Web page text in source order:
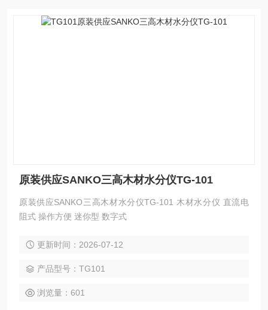
原装供应SANKO三高木材水分仪TG-101
原装供应SANKO三高木材水分仪TG-101 木材水分仪 直流电
阻式 操作方便 迷你型 数字式
更新时间：2026-07-12
产品型号：TG101
浏览量：601